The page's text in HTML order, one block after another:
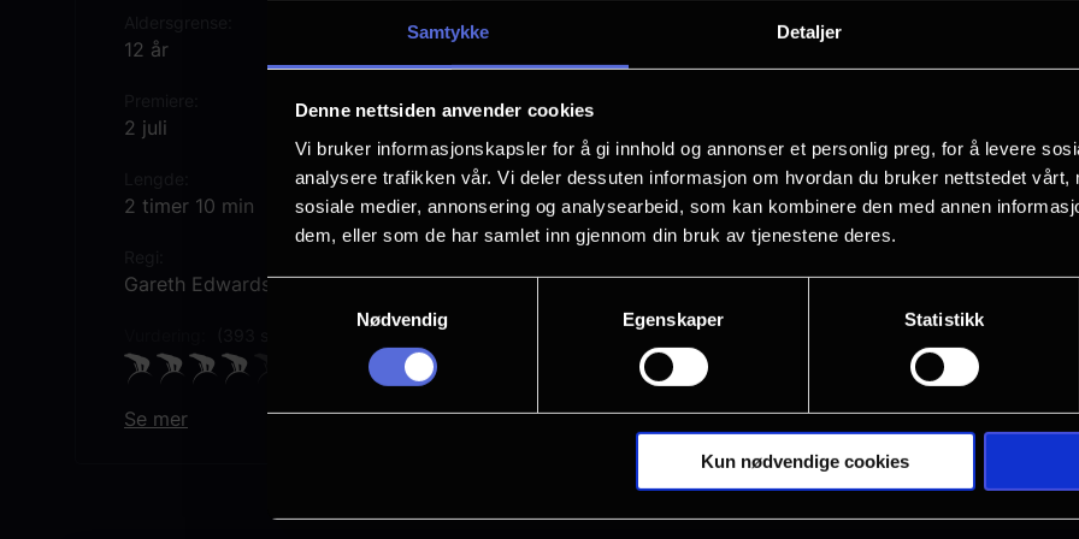
Samtykke Detaljer
Denne nettsiden anvender cookies
Vi bruker informasjonskapsler for å gi innhold og annonser et personlig preg, for å levere
analysere trafikken vår. Vi deler dessuten informasjon om hvordan du bruker nettstedet vårt,
sosiale medier, annonsering og analysearbeid, som kan kombinere den med annen
dem, eller som de har samlet inn gjennom din bruk av tjenestene deres.
Samtykkevalg
Nødvendig
Egenskaper Statistikk
Kun nødvendige cookies
12 år
2 juli
2 timer 10 min
Gareth Edwards
Rollebesetning
Se mer
A new era is born.
Fem år etter hendelsene i "Jurassic
dinosaurene levedyktige i vår
artene holder til på og rundt øde øyer
gunstig. På oppdrag for et
avstengte øyene - en tidligere
skaffe livsviktige DNA-prøver fra de
av Zora, en ekspert på hemmelige
kompanjong Duncan (Mahershala
(Jonathan Bailey).
Jurassic World Rebirth er regissert av
A Star Wars Story) og skrevet av den
manusforfatteren, David Koepp.
Vis mer